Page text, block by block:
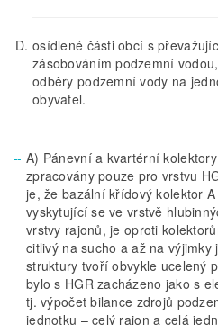
osídlené části obcí s
zásobováním podzemní
odběry podzemní vody na
obyvatel.
A) Pánevní a kvartérní
zpracovány pouze pro vrstvu
je, že bazální křídový kolektor
vyskytující se ve vrstvě
vrstvy rajonů, je oproti
citlivý na sucho a až na
struktury tvoří obvykle ucelený
bylo s HGR zacházeno jako s
tj. výpočet bilance zdrojů
jednotku – celý rajon a celá